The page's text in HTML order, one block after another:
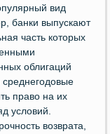
вид
банки выпускают
часть которых
облигаций
право на их
условий.
возврата,